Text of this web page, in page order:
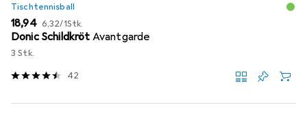
Tischtennisball
EUR
18,94 EUR
6,32/1Stk.
Donic Schildkröt Avantgarde
3 Stk.
42